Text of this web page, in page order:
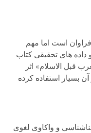
است اما مهم
داده های تحقیقی کتاب
قبل الاسلام» اثر
بسیار استفاده کرده
و واکاوی لغوی